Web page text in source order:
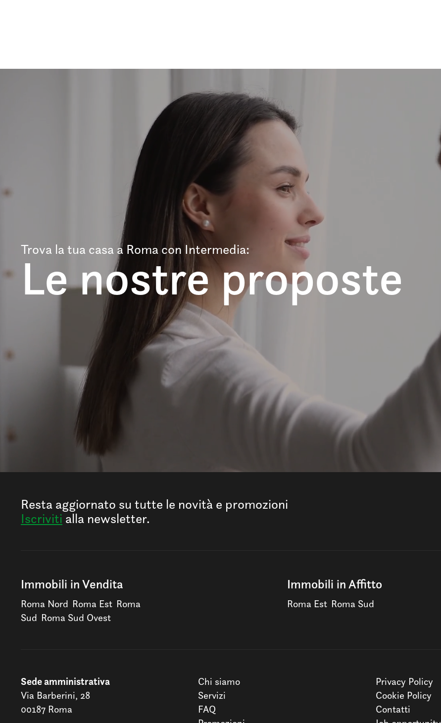
Trova la tua casa a Roma con Intermedia:
Le nostre proposte
Resta aggiornato su tutte le novità e promozioni
Iscriviti alla newsletter.
Immobili in Vendita
Roma Nord Roma Est Roma
Sud Roma Sud Ovest
Immobili in Affitto
Roma Est Roma Sud
Sede amministrativa
Via Barberini, 28
00187 Roma
Chi siamo
Servizi
FAQ
Privacy Policy
Cookie Policy
Contatti